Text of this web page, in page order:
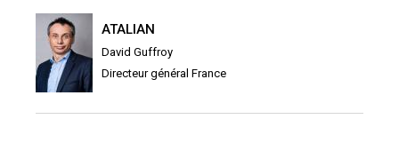
ATALIAN
David Guffroy
Directeur général France